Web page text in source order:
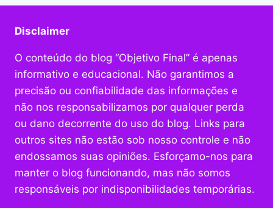
CHAT
COMPLETO
Disclaimer
O conteúdo do blog “Objetivo Final” é apenas
informativo e educacional. Não garantimos a
precisão ou confiabilidade das informações e
não nos responsabilizamos por qualquer perda
ou dano decorrente do uso do blog. Links para
outros sites não estão sob nosso controle e não
endossamos suas opiniões. Esforçamo-nos para
manter o blog funcionando, mas não somos
responsáveis por indisponibilidades temporárias.